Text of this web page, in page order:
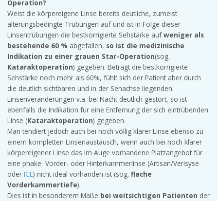
Operation?
Weist die körpereigene Linse bereits deutliche, zumeist
alterungsbedingte Trübungen auf und ist in Folge dieser
Linsentrübungen die bestkorrigierte Sehstärke aufweniger als
bestehende 60 % abgefallen, so ist die medizinische
Indikation zu einer grauen Star-Operation(sog.
Kataraktoperation) gegeben. Beträgt die bestkorrigierte
Sehstärke noch mehr als 60%, fühlt sich der Patient aber durch
die deutlich sichtbaren und in der Sehachse liegenden
Linsenveränderungen v.a. bei Nacht deutlich gestört, so ist
ebenfalls die Indikation für eine Entfernung der sich eintrübenden
Linse (Kataraktoperation) gegeben.
Man tendiert jedoch auch bei noch völlig klarer Linse ebenso zu
einem kompletten Linsenaustausch, wenn auch bei noch klarer
körpereigener Linse das im Auge vorhandene Platzangebot für
eine phake Vorder- oder Hinterkammerlinse (Artisan/Verisyse
oder ICL) nicht ideal vorhanden ist (sog. flache
Vorderkammertiefe).
Dies ist in besonderem Maße bei weitsichtigen Patienten der